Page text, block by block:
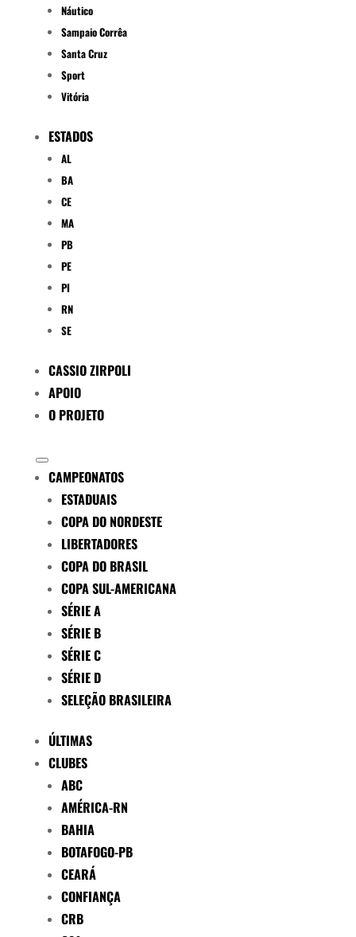
Náutico
Sampaio Corrêa
Santa Cruz
Sport
Vitória
ESTADOS
AL
BA
CE
MA
PB
PE
PI
RN
SE
CASSIO ZIRPOLI
APOIO
O PROJETO
CAMPEONATOS
ESTADUAIS
COPA DO NORDESTE
LIBERTADORES
COPA DO BRASIL
COPA SUL-AMERICANA
SÉRIE A
SÉRIE B
SÉRIE C
SÉRIE D
SELEÇÃO BRASILEIRA
ÚLTIMAS
CLUBES
ABC
AMÉRICA-RN
BAHIA
BOTAFOGO-PB
CEARÁ
CONFIANÇA
CRB